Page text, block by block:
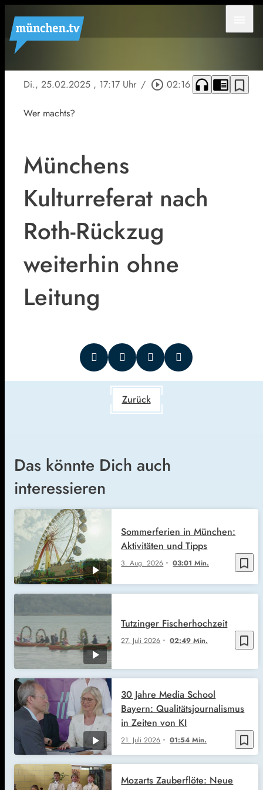
Di., 25.02.2025 , 17:17 Uhr / play_circle_outline 02:16 headphones chrome_reader_mode bookmark_border
Wer machts?
Münchens
Kulturreferat nach
Roth-Rückzug
weiterhin ohne
Leitung
Zurück
Das könnte Dich auch
interessieren
bookmark_border
3. Aug. 2026 03:01 Min.
Sommerferien in München:
Aktivitäten und Tipps
bookmark_border
27. Juli 2026 02:49 Min.
Tutzinger Fischerhochzeit
bookmark_border
21. Juli 2026 01:54 Min.
30 Jahre Media School
Bayern: Qualitätsjournalismus
in Zeiten von KI
Mozarts Zauberflöte: Neue